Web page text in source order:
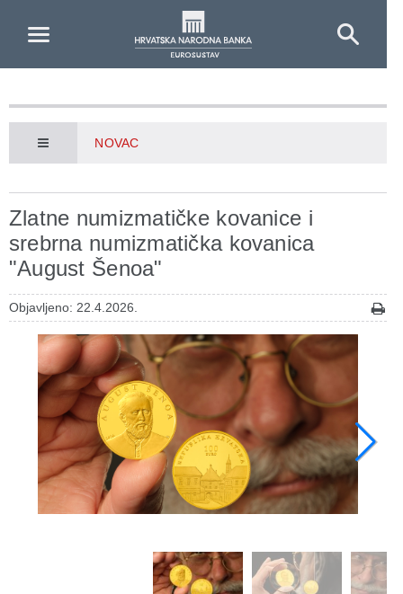
NOVAC
Zlatne numizmatičke kovanice i
srebrna numizmatička kovanica
"August Šenoa"
Objavljeno: 22.4.2026.